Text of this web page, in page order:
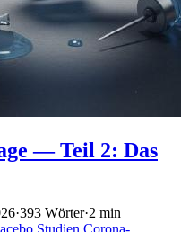
— Teil 2: Das
·393 Wörter·2 min